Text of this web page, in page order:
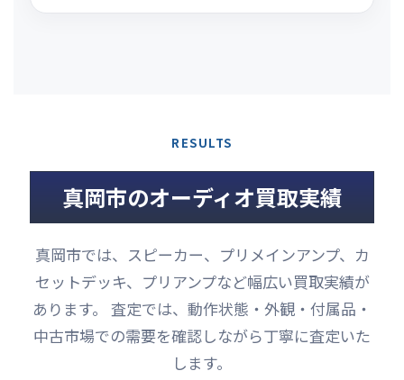
RESULTS
真岡市のオーディオ買取実績
真岡市では、スピーカー、プリメインアンプ、カ
セットデッキ、プリアンプなど幅広い買取実績が
あります。 査定では、動作状態・外観・付属品・
中古市場での需要を確認しながら丁寧に査定いた
します。